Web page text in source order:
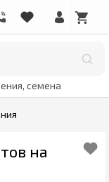
семена
на